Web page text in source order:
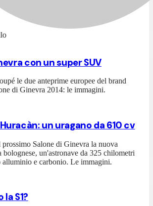
con un super SUV
le due anteprime europee del brand
di Ginevra 2014: le immagini.
un uragano da 610 cv
prossimo Salone di Ginevra la nuova
bolognese, un'astronave da 325 chilometri
alluminio e carbonio. Le immagini.
S1?